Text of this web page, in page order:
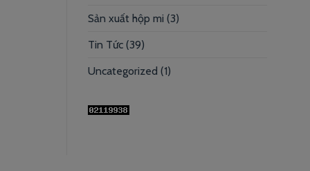
Sản xuất hộp mi (3)
Tin Tức (39)
Uncategorized (1)